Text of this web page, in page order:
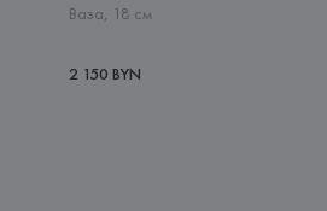
Ваза, 18 см
2 150 BYN